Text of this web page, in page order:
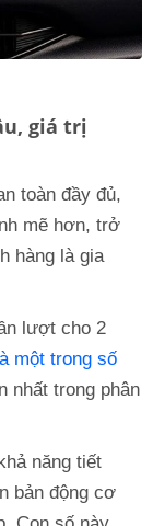
giá trị
toàn đầy đủ,
mẽ hơn, trở
hàng là gia
lượt cho 2
một trong số
nhất trong phân
năng tiết
bản động cơ